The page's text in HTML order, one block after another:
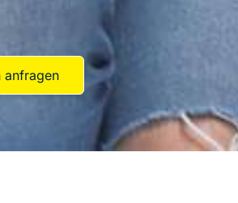
anfragen